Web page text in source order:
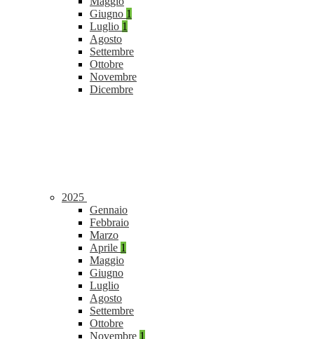
Giugno 1
Luglio 1
Agosto
Settembre
Ottobre
Novembre
Dicembre
2025
Gennaio
Febbraio
Marzo
Aprile 1
Maggio
Giugno
Luglio
Agosto
Settembre
Ottobre
Novembre 1